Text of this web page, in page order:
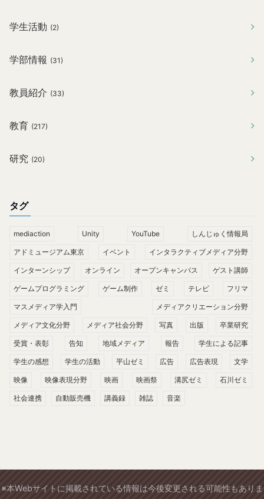
学生活動 (2)
学部情報 (31)
教員紹介 (33)
教育 (217)
研究 (20)
タグ
mediaction Unity YouTube しんじゅく情報局
アドミュージアム東京 イベント インタラクティブメディア分野
インターンシップ オンライン オープンキャンパス ゲスト講師
ゲームプログラミング ゲーム制作 ゼミ テレビ フリマ
マスメディア学入門 メディアクリエーション分野
メディア文化分野 メディア社会分野 写真 出版 卒業研究
受賞・表彰 告知 地域メディア 報告 学生による記事
学生の感想 学生の活動 平山ゼミ 広告 広告表現 文学
映像 映像表現分野 映画 映画祭 溝尻ゼミ 石川ゼミ
社会連携 自動販売機 講義録 雑誌 音楽
※本Webサイトに掲載されている情報は今後変更される可能性もありま